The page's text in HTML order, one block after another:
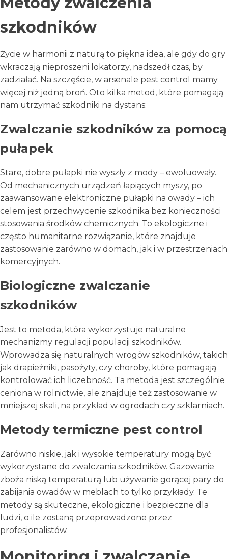
szkodników
Życie w harmonii z naturą to piękna idea, ale gdy do gry
wkraczają nieproszeni lokatorzy, nadszedł czas, by
zadziałać. Na szczęście, w arsenale pest control mamy
więcej niż jedną broń. Oto kilka metod, które pomagają
nam utrzymać szkodniki na dystans:
Zwalczanie szkodników za pomocą
pułapek
Stare, dobre pułapki nie wyszły z mody – ewoluowały.
Od mechanicznych urządzeń łapiących myszy, po
zaawansowane elektroniczne pułapki na owady – ich
celem jest przechwycenie szkodnika bez konieczności
stosowania środków chemicznych. To ekologiczne i
często humanitarne rozwiązanie, które znajduje
zastosowanie zarówno w domach, jak i w przestrzeniach
komercyjnych.
Biologiczne zwalczanie
szkodników
Jest to metoda, która wykorzystuje naturalne
mechanizmy regulacji populacji szkodników.
Wprowadza się naturalnych wrogów szkodników, takich
jak drapieżniki, pasożyty, czy choroby, które pomagają
kontrolować ich liczebność. Ta metoda jest szczególnie
ceniona w rolnictwie, ale znajduje też zastosowanie w
mniejszej skali, na przykład w ogrodach czy szklarniach.
Metody termiczne pest control
Zarówno niskie, jak i wysokie temperatury mogą być
wykorzystane do zwalczania szkodników. Gazowanie
zboża niską temperaturą lub używanie gorącej pary do
zabijania owadów w meblach to tylko przykłady. Te
metody są skuteczne, ekologiczne i bezpieczne dla
ludzi, o ile zostaną przeprowadzone przez
profesjonalistów.